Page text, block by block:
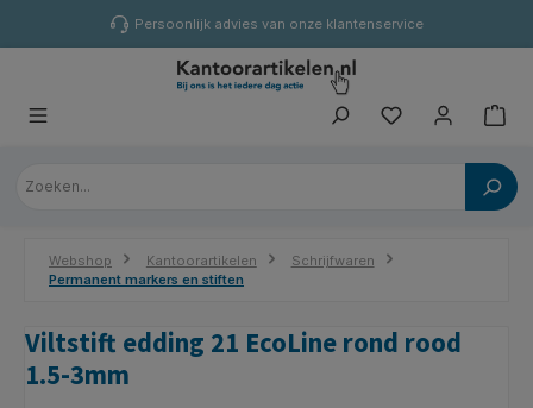
Persoonlijk advies van onze klantenservice
Webshop Kantoorartikelen
Schrijfwaren
Permanent markers en stiften
Viltstift edding 21 EcoLine rond rood
1.5-3mm